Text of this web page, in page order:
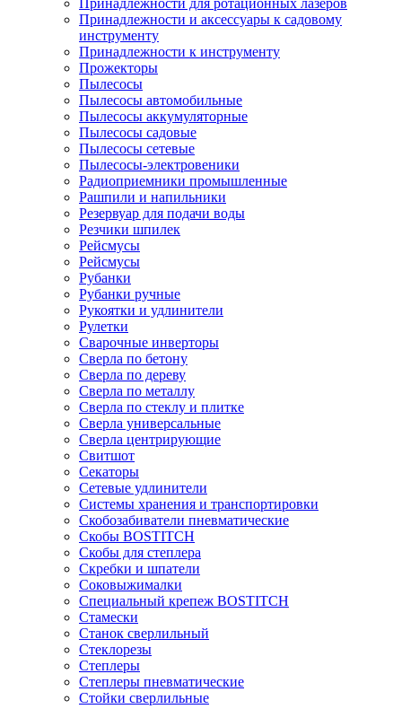
Принадлежности для ротационных лазеров
Принадлежности и аксессуары к садовому
инструменту
Принадлежности к инструменту
Прожекторы
Пылесосы
Пылесосы автомобильные
Пылесосы аккумуляторные
Пылесосы садовые
Пылесосы сетевые
Пылесосы-электровеники
Радиоприемники промышленные
Рашпили и напильники
Резервуар для подачи воды
Резчики шпилек
Рейсмусы
Рейсмусы
Рубанки
Рубанки ручные
Рукоятки и удлинители
Рулетки
Сварочные инверторы
Сверла по бетону
Сверла по дереву
Сверла по металлу
Сверла по стеклу и плитке
Сверла универсальные
Сверла центрирующие
Свитшот
Секаторы
Сетевые удлинители
Системы хранения и транспортировки
Скобозабиватели пневматические
Скобы BOSTITCH
Скобы для степлера
Скребки и шпатели
Соковыжималки
Специальный крепеж BOSTITCH
Стамески
Станок сверлильный
Стеклорезы
Степлеры
Степлеры пневматические
Стойки сверлильные